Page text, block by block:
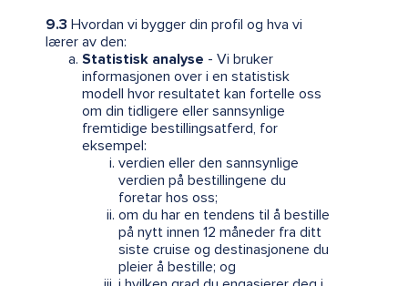
9.3 Hvordan vi bygger din profil og hva vi
lærer av den:
Statistisk analyse - Vi bruker
informasjonen over i en statistisk
modell hvor resultatet kan fortelle oss
om din tidligere eller sannsynlige
fremtidige bestillingsatferd, for
eksempel:
verdien eller den sannsynlige
verdien på bestillingene du
foretar hos oss;
om du har en tendens til å bestille
på nytt innen 12 måneder fra ditt
siste cruise og destinasjonene du
pleier å bestille; og